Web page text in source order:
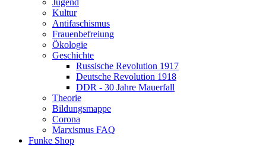
Jugend
Kultur
Antifaschismus
Frauenbefreiung
Ökologie
Geschichte
Russische Revolution 1917
Deutsche Revolution 1918
DDR - 30 Jahre Mauerfall
Theorie
Bildungsmappe
Corona
Marxismus FAQ
Funke Shop